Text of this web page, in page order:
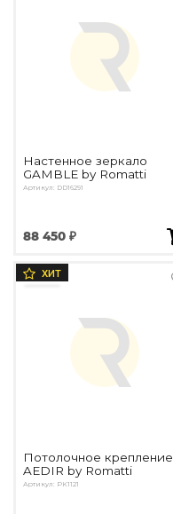
Настенное зеркало
GAMBLE by Romatti
Артикул: DD16291
88 450 ₽
ХИТ
Потолочное крепление
AEDIR by Romatti
Артикул: PK1121